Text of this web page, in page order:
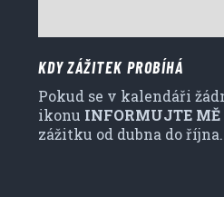
KDY ZÁŽITEK PROBÍHÁ
Pokud se v kalendáři
ikonu INFORMUJTE MĚ
zážitku od dubna do